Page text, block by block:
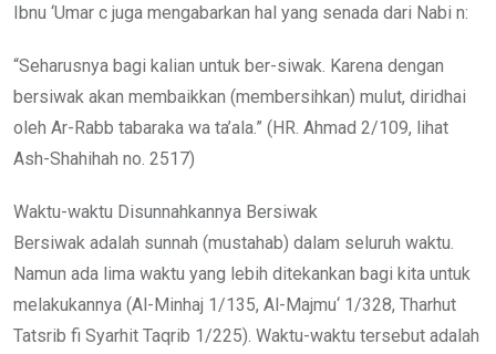
Ibnu ‘Umar c juga mengabarkan hal yang senada dari Nabi n:
“Seharusnya bagi kalian untuk ber-siwak. Karena dengan
bersiwak akan membaikkan (membersihkan) mulut, diridhai
oleh Ar-Rabb tabaraka wa ta’ala.” (HR. Ahmad 2/109, lihat
Ash-Shahihah no. 2517)
Waktu-waktu Disunnahkannya Bersiwak
Bersiwak adalah sunnah (mustahab) dalam seluruh waktu.
Namun ada lima waktu yang lebih ditekankan bagi kita untuk
melakukannya (Al-Minhaj 1/135, Al-Majmu‘ 1/328, Tharhut
Tatsrib fi Syarhit Taqrib 1/225). Waktu-waktu tersebut adalah